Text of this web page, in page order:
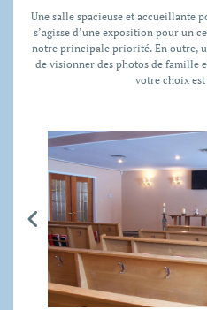
Une salle spacieuse et accueillante
s’agisse d’une exposition pour un
notre principale priorité. En outre,
de visionner des photos de famille
votre choix